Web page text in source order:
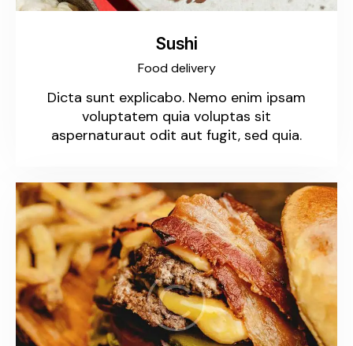
Sushi
Food delivery
Dicta sunt explicabo. Nemo enim ipsam
voluptatem quia voluptas sit
aspernaturaut odit aut fugit, sed quia.